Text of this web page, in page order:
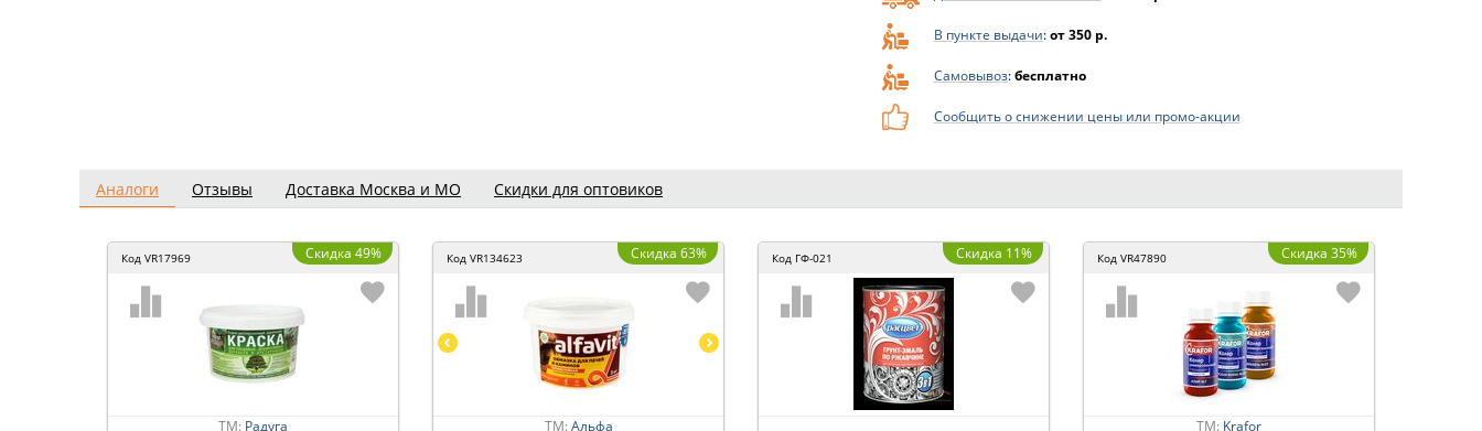
В пункте выдачи:от 350 р.
Самовывоз:бесплатно
Сообщить о снижении цены или промо-акции
Аналоги Отзывы Доставка Москва и МО Скидки для оптовиков
Код VR17969 Скидка 49%
ТМ: Радуга
Код VR134623 Скидка 63%
ТМ: Альфа
Код ГФ-021 Скидка 11% Код VR47890 Скидка 35%
ТМ: Krafor